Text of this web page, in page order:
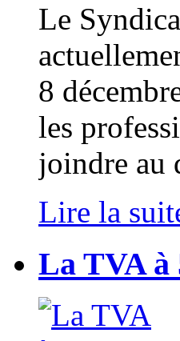
Le
8
les
joindre au
Lire la
La TVA à